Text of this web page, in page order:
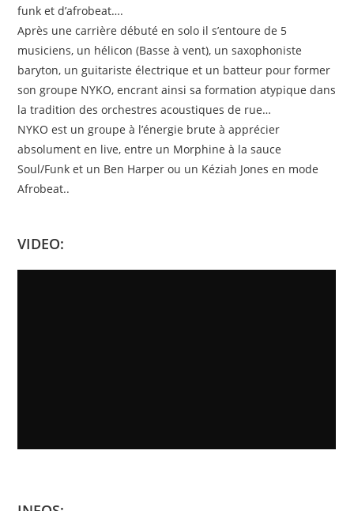
funk et d’afrobeat….
Après une carrière débuté en solo il s’entoure de 5
musiciens, un hélicon (Basse à vent), un saxophoniste
baryton, un guitariste électrique et un batteur pour former
son groupe NYKO, encrant ainsi sa formation atypique dans
la tradition des orchestres acoustiques de rue…
NYKO est un groupe à l’énergie brute à apprécier
absolument en live, entre un Morphine à la sauce
Soul/Funk et un Ben Harper ou un Kéziah Jones en mode
Afrobeat..
VIDEO: